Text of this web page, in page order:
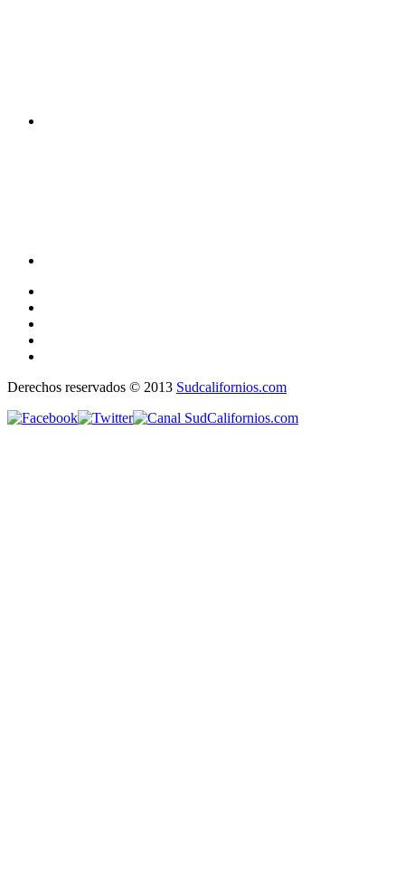
Derechos reservados © 2013 Sudcalifornios.com